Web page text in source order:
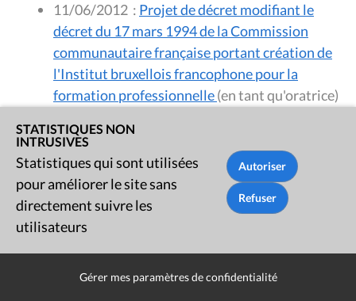
11/06/2012 : Projet de décret modifiant le
décret du 17 mars 1994 de la Commission
communautaire française portant création de
l'Institut bruxellois francophone pour la
formation professionnelle
(en tant qu'oratrice)
politique du Collège concernant le contrat de
gestion de Bruxelles Formation (en tant
qu'oratrice)
16/04/2012:Rapport - Auditions dans le
domaine de la culture en région bruxelloise
bruxellois francophone de l'Aide aux personnes
STATISTIQUES NON
INTRUSIVES
Statistiques qui sont utilisées
pour améliorer le site sans
directement suivre les
utilisateurs
Gérer mes paramètres de confidentialité